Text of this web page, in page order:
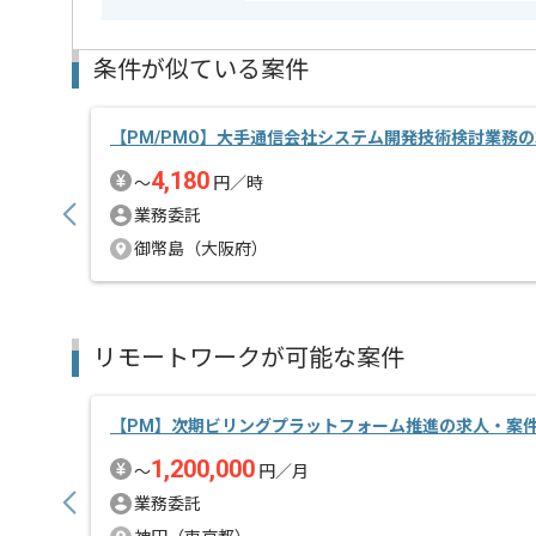
条件が似ている案件
【PM/PMO】大手通信会社システム開発技術検討業務
〜4,180 円／時
業務委託
御幣島（大阪府）
リモートワークが可能な案件
【PM】次期ビリングプラットフォーム推進の求人・案
〜1,200,000 円／月
業務委託